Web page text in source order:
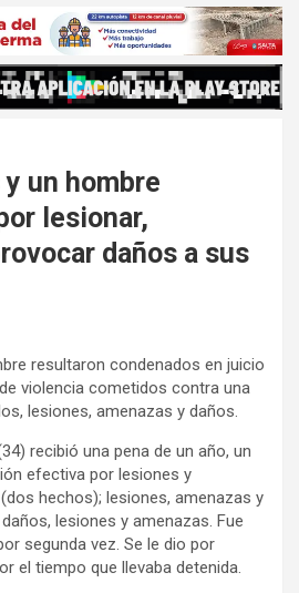
un hombre
lesionar,
daños a sus
resultaron condenados en juicio
violencia cometidos contra una
lesiones, amenazas y daños.
recibió una pena de un año, un
efectiva por lesiones y
hechos); lesiones, amenazas y
lesiones y amenazas. Fue
segunda vez. Se le dio por
el tiempo que llevaba detenida.